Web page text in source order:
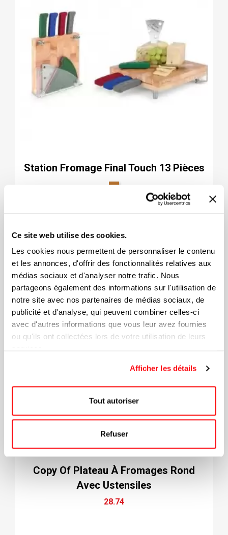
Ce site web utilise des cookies.
Les cookies nous permettent de personnaliser le contenu
et les annonces, d'offrir des fonctionnalités relatives aux
médias sociaux et d'analyser notre trafic. Nous
partageons également des informations sur l'utilisation de
notre site avec nos partenaires de médias sociaux, de
publicité et d'analyse, qui peuvent combiner celles-ci
avec d'autres informations que vous leur avez fournies
ou qu'ils ont collectées lors de votre utilisation de leurs
Afficher les détails
Tout autoriser
Refuser
Station Fromage Final Touch 13 Pièces
Copy Of Plateau À Fromages Rond
Avec Ustensiles
28.74